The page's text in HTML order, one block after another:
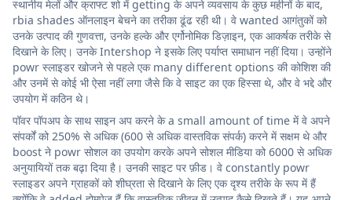
स्थानीय मेलों और क्राफ्ट शो में getting के अपने व्यवसाय के कुछ महीनों के बाद,
rbia shades ऑनलाइन बेचने का तरीका ढूंढ रही थी। वे wanted आगंतुकों को
उनके उत्पाद की गुणवत्ता, उनके हल्के और एर्गोनोमिक डिज़ाइन, एक आकर्षक तरीके से
दिखाने के लिए। उनके Intershop ने इसके लिए पर्याप्त समाधान नहीं दिया। उन्होंने
powr स्लाइडर खोजने से पहले एक many different options की कोशिश की
और उनमें से कोई भी ऐसा नहीं लगा जैसे कि वे साइट का एक हिस्सा थे, और वे भद्दे और
उपयोग में कठिन थे।
पॉवर पॉपअप के साथ साइन अप करने के a small amount of time में वे अपने
संपर्कों को 250% से अधिक (600 से अधिक वास्तविक संपर्क) करने में सक्षम थे और
boost ने powr सोशल का उपयोग करके अपने सोशल मीडिया को 6000 से अधिक
अनुयायियों तक बढ़ा दिया है। उनकी साइट पर फ़ीड। वे constantly powr
स्लाइडर अपने ग्राहकों को शीघ्रता से दिखाने के लिए एक दृश्य तरीके के रूप में हैं